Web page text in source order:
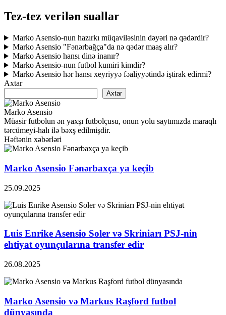
Tez-tez verilən suallar
Marko Asensio-nun hazırkı müqaviləsinin dəyəri nə qədərdir?
Marko Asensio "Fənərbağça"da nə qədər maaş alır?
Marko Asensio hansı dinə inanır?
Marko Asensio-nun futbol kumiri kimdir?
Marko Asensio hər hansı xeyriyyə fəaliyyətində iştirak edirmi?
Axtar
Axtar
Marko Asensio
Müasir futbolun ən yaxşı futbolçusu, onun yolu saytımızda maraqlı
tərcümeyi-halı ilə bəxş edilmişdir.
Həftənin xəbərləri
Marko Asensio Fənərbaxça ya keçib
25.09.2025
Luis Enrike Asensio Soler və Skriniarı PSJ-nin
ehtiyat oyunçularına transfer edir
26.08.2025
Marko Asensio və Markus Raşford futbol
dünyasında